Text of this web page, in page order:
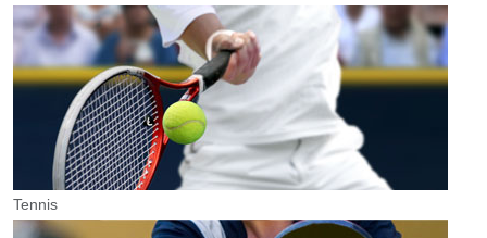
Tennis